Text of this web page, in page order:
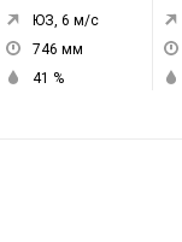
ЮЗ, 6 м/с
746 мм
41 %